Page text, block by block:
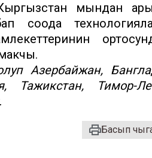
мындан
соода
Азербайжан,
Тажикстан, Тимор-
Басып